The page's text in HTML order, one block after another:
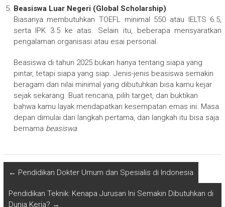
Beasiswa Luar Negeri (Global Scholarship)
Biasanya membutuhkan TOEFL minimal 550 atau IELTS 6.5,
serta IPK 3.5 ke atas. Selain itu, beberapa mensyaratkan
pengalaman organisasi atau esai personal.
Beasiswa di tahun 2025 bukan hanya tentang siapa yang
pintar, tetapi siapa yang siap. Jenis-jenis beasiswa semakin
beragam dan nilai minimal yang dibutuhkan bisa kamu kejar
sejak sekarang. Buat rencana, pilih target, dan buktikan
bahwa kamu layak mendapatkan kesempatan emas ini. Masa
depan dimulai dari langkah pertama, dan langkah itu bisa saja
bernama beasiswa.
← Pendidikan Dokter Umum dan Spesialis di Indonesia
Pendidikan Teknik: Kenapa Jurusan Ini Semakin Dibutuhkan di
Dunia Kerja? →